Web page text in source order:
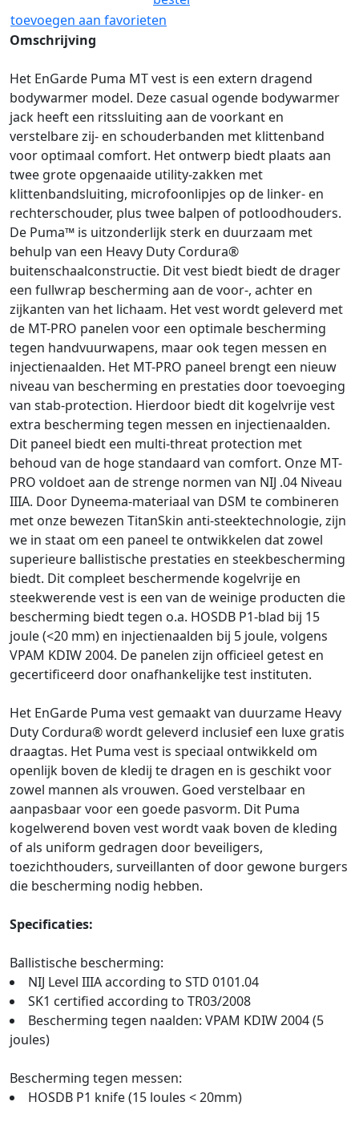
toevoegen aan favorieten
Omschrijving
Het EnGarde Puma MT vest is een extern dragend
bodywarmer model. Deze casual ogende bodywarmer
jack heeft een ritssluiting aan de voorkant en
verstelbare zij- en schouderbanden met klittenband
voor optimaal comfort. Het ontwerp biedt plaats aan
twee grote opgenaaide utility-zakken met
klittenbandsluiting, microfoonlipjes op de linker- en
rechterschouder, plus twee balpen of potloodhouders.
De Puma™ is uitzonderlijk sterk en duurzaam met
behulp van een Heavy Duty Cordura®
buitenschaalconstructie. Dit vest biedt biedt de drager
een fullwrap bescherming aan de voor-, achter en
zijkanten van het lichaam. Het vest wordt geleverd met
de MT-PRO panelen voor een optimale bescherming
tegen handvuurwapens, maar ook tegen messen en
injectienaalden. Het MT-PRO paneel brengt een nieuw
niveau van bescherming en prestaties door toevoeging
van stab-protection. Hierdoor biedt dit kogelvrije vest
extra bescherming tegen messen en injectienaalden.
Dit paneel biedt een multi-threat protection met
behoud van de hoge standaard van comfort. Onze MT-
PRO voldoet aan de strenge normen van NIJ .04 Niveau
IIIA. Door Dyneema-materiaal van DSM te combineren
met onze bewezen TitanSkin anti-steektechnologie, zijn
we in staat om een paneel te ontwikkelen dat zowel
superieure ballistische prestaties en steekbescherming
biedt. Dit compleet beschermende kogelvrije en
steekwerende vest is een van de weinige producten die
bescherming biedt tegen o.a. HOSDB P1-blad bij 15
joule (<20 mm) en injectienaalden bij 5 joule, volgens
VPAM KDIW 2004. De panelen zijn officieel getest en
gecertificeerd door onafhankelijke test instituten.
Het EnGarde Puma vest gemaakt van duurzame Heavy
Duty Cordura® wordt geleverd inclusief een luxe gratis
draagtas. Het Puma vest is speciaal ontwikkeld om
openlijk boven de kledij te dragen en is geschikt voor
zowel mannen als vrouwen. Goed verstelbaar en
aanpasbaar voor een goede pasvorm. Dit Puma
kogelwerend boven vest wordt vaak boven de kleding
of als uniform gedragen door beveiligers,
toezichthouders, surveillanten of door gewone burgers
die bescherming nodig hebben.
Specificaties:
Ballistische bescherming:
NIJ Level IIIA according to STD 0101.04
SK1 certified according to TR03/2008
Bescherming tegen naalden: VPAM KDIW 2004 (5
joules)
Bescherming tegen messen:
HOSDB P1 knife (15 loules < 20mm)